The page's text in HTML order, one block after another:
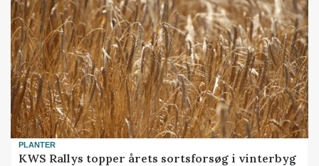
PLANTER
KWS Rallys topper årets sortsforsøg i vinterbyg